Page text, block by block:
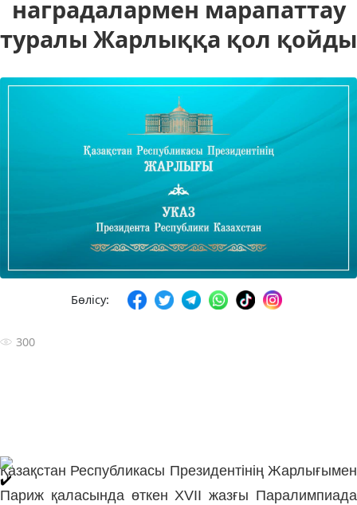
наградалармен марапаттау
туралы Жарлыққа қол қойды
Бөлісу:
300
Қазақстан Республикасы Президентінің Жарлығымен
Париж қаласында өткен XVII жазғы Паралимпиада